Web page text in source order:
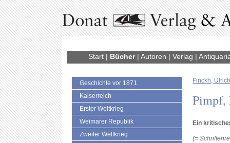
Start| Bücher| Autoren | Verlag |
Geschichte vor 1871
Kaiserreich
Erster Weltkrieg
Weimarer Republik
Zweiter Weltkrieg
Finckh, Ulrich
Pimpf,
Ein
(=